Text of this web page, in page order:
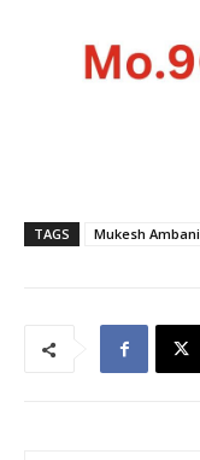
TAGS Mukesh Ambani